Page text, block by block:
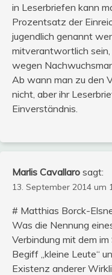
in Leserbriefen kann
Prozentsatz der
jugendlich genannt
mitverantwortlich
wegen
Ab wann man zu den
nicht, aber ihr
Einverständnis.
Marlis Cavallaro sagt:
13. September 2014 um
# Matthias Borck-
Was die Nennung
Verbindung mit dem
Begiff „kleine Leute“
Existenz anderer